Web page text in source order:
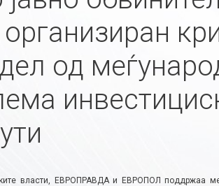
од
власти, ЕВРОПРАВДА и ЕВРОПОЛ поддржаа